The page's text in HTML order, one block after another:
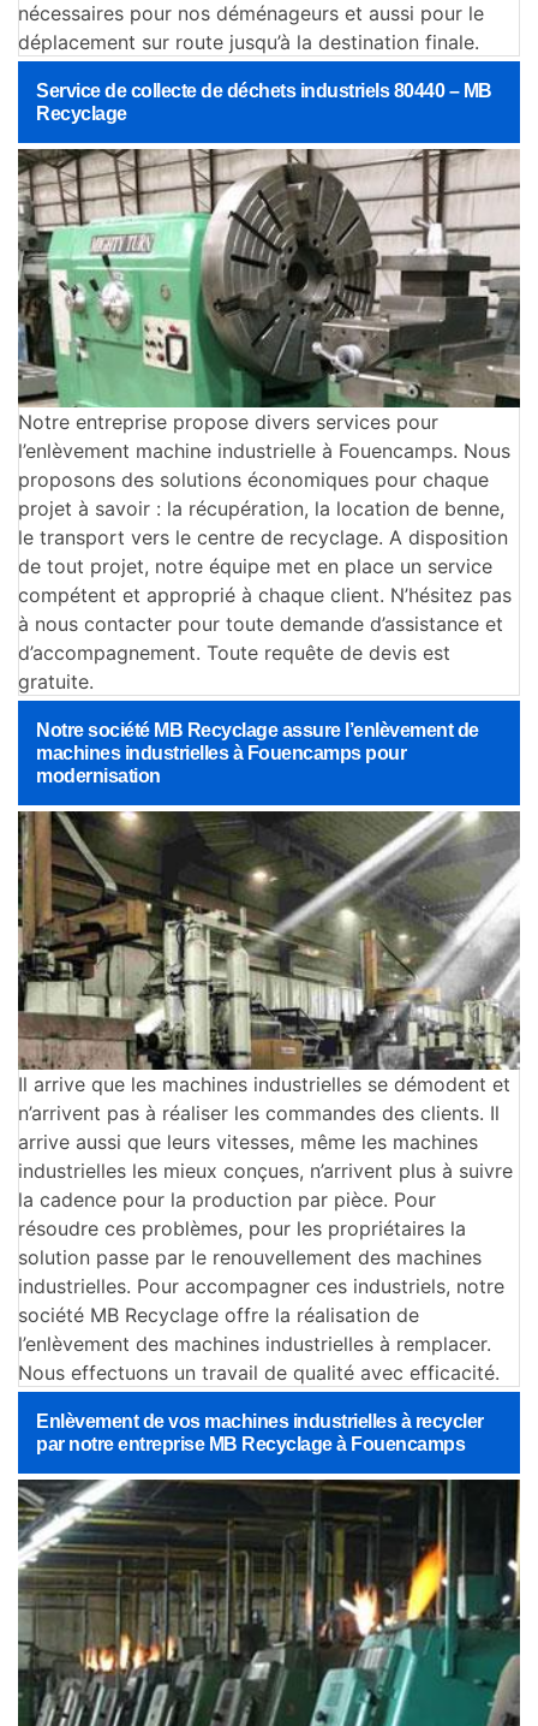
nécessaires pour nos déménageurs et aussi pour le
déplacement sur route jusqu’à la destination finale.
Service de collecte de déchets industriels 80440 – MB
Recyclage
Notre entreprise propose divers services pour
l’enlèvement machine industrielle à Fouencamps. Nous
proposons des solutions économiques pour chaque
projet à savoir : la récupération, la location de benne,
le transport vers le centre de recyclage. A disposition
de tout projet, notre équipe met en place un service
compétent et approprié à chaque client. N’hésitez pas
à nous contacter pour toute demande d’assistance et
d’accompagnement. Toute requête de devis est
gratuite.
Notre société MB Recyclage assure l’enlèvement de
machines industrielles à Fouencamps pour
modernisation
Il arrive que les machines industrielles se démodent et
n’arrivent pas à réaliser les commandes des clients. Il
arrive aussi que leurs vitesses, même les machines
industrielles les mieux conçues, n’arrivent plus à suivre
la cadence pour la production par pièce. Pour
résoudre ces problèmes, pour les propriétaires la
solution passe par le renouvellement des machines
industrielles. Pour accompagner ces industriels, notre
société MB Recyclage offre la réalisation de
l’enlèvement des machines industrielles à remplacer.
Nous effectuons un travail de qualité avec efficacité.
Enlèvement de vos machines industrielles à recycler
par notre entreprise MB Recyclage à Fouencamps